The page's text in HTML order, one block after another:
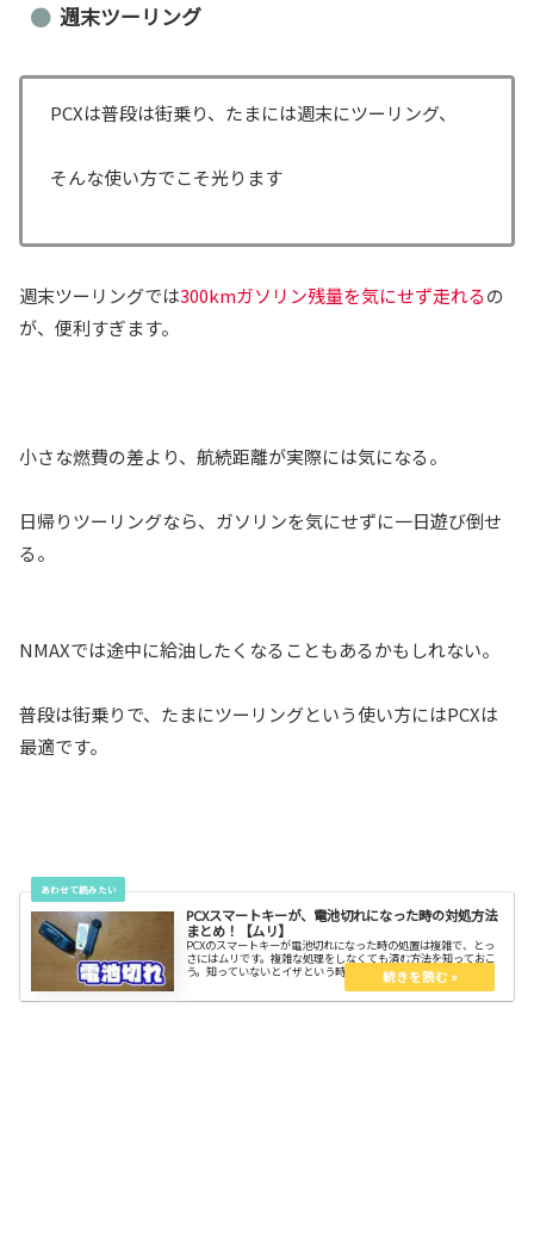
週末ツーリング
PCXは普段は街乗り、たまには週末にツーリング、
そんな使い方でこそ光ります
週末ツーリングでは300kmガソリン残量を気にせず走れるの
が、便利すぎます。
小さな燃費の差より、航続距離が実際には気になる。
日帰りツーリングなら、ガソリンを気にせずに一日遊び倒せ
る。
NMAXでは途中に給油したくなることもあるかもしれない。
普段は街乗りで、たまにツーリングという使い方にはPCXは
最適です。
PCXスマートキーが、電池切れになった時の対処方法
まとめ！【ムリ】
PCXのスマートキーが電池切れになった時の処置は複雑で、とっ
さにはムリです。複雑な処理をしなくても済む方法を知っておこ
う。知っていないとイザという時にどうにもなりません。PCXは
車のように簡単な手順でエンジンを掛ける事は出来ないからね。